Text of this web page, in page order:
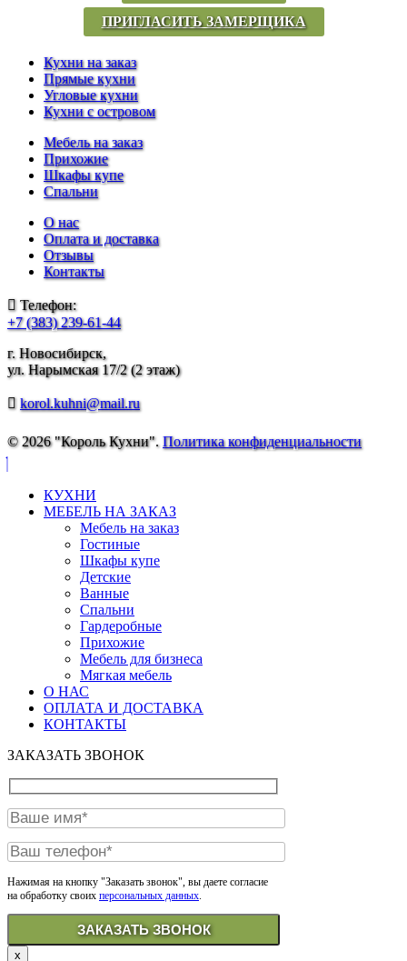
ПРИГЛАСИТЬ ЗАМЕРЩИКА
Кухни на заказ
Прямые кухни
Угловые кухни
Кухни с островом
Мебель на заказ
Прихожие
Шкафы купе
Спальни
О нас
Оплата и доставка
Отзывы
Контакты
Телефон:
+7 (383) 239-61-44
г. Новосибирск,
ул. Нарымская 17/2 (2 этаж)
korol.kuhni@mail.ru
© 2026 "Король Кухни". Политика конфиденциальности
КУХНИ
МЕБЕЛЬ НА ЗАКАЗ
Мебель на заказ
Гостиные
Шкафы купе
Детские
Ванные
Спальни
Гардеробные
Прихожие
Мебель для бизнеса
Мягкая мебель
О НАС
ОПЛАТА И ДОСТАВКА
КОНТАКТЫ
ЗАКАЗАТЬ ЗВОНОК
Нажимая на кнопку "Заказать звонок", вы даете согласие
на обработку своих персональных данных.
x